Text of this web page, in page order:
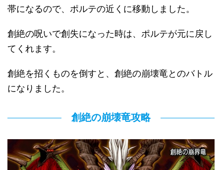
帯になるので、ポルテの近くに移動しました。
創絶の呪いで創失になった時は、ポルテが元に戻し
てくれます。
創絶を招くものを倒すと、創絶の崩壊竜とのバトル
になりました。
創絶の崩壊竜攻略